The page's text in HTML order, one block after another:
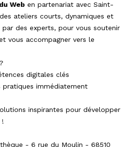
Web en partenariat avec Saint-
ateliers courts, dynamiques et
des experts, pour vous soutenir
vous accompagner vers le
digitales clés
pratiques immédiatement
inspirantes pour développer
!
- 6 rue du Moulin - 68510